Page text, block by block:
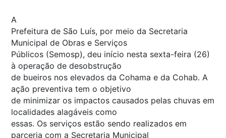
A
Prefeitura de São Luís, por meio da Secretaria
Municipal de Obras e Serviços
Públicos (Semosp), deu início nesta sexta-feira (26)
à operação de desobstrução
de bueiros nos elevados da Cohama e da Cohab. A
ação preventiva tem o objetivo
de minimizar os impactos causados pelas chuvas em
localidades alagáveis como
essas. Os serviços estão sendo realizados em
parceria com a Secretaria Municipal